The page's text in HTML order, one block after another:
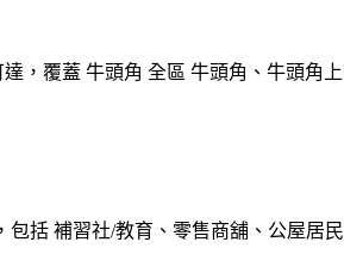
，覆蓋 牛頭角 全區 牛頭角、牛頭角
包括 補習社/教育、零售商舖、公屋居民